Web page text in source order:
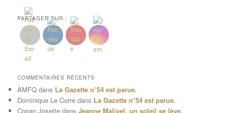
PARTAGER SUR :
COMMENTAIRES RÉCENTS
AMFQ dans La Gazette n°54 est parue.
Dominique Le Corre dans La Gazette n°54 est parue.
Conan Josette dansJeanne Malivel, un soleil se lève.